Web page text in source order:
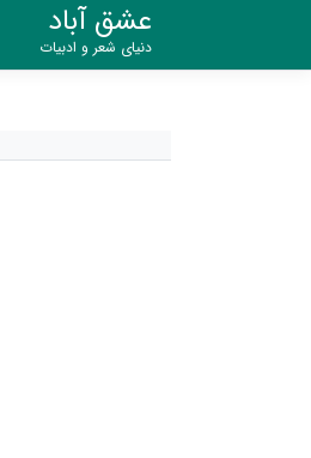
عشق آباد
دنیای شعر و ادبیات